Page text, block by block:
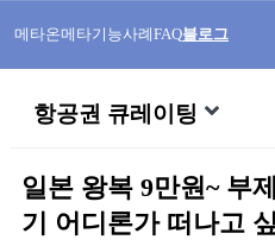
메타온메타기능사례FAQ블로그
항공권 큐레이팅
일본 왕복 9만원~ 부
기 어디론가 떠나고